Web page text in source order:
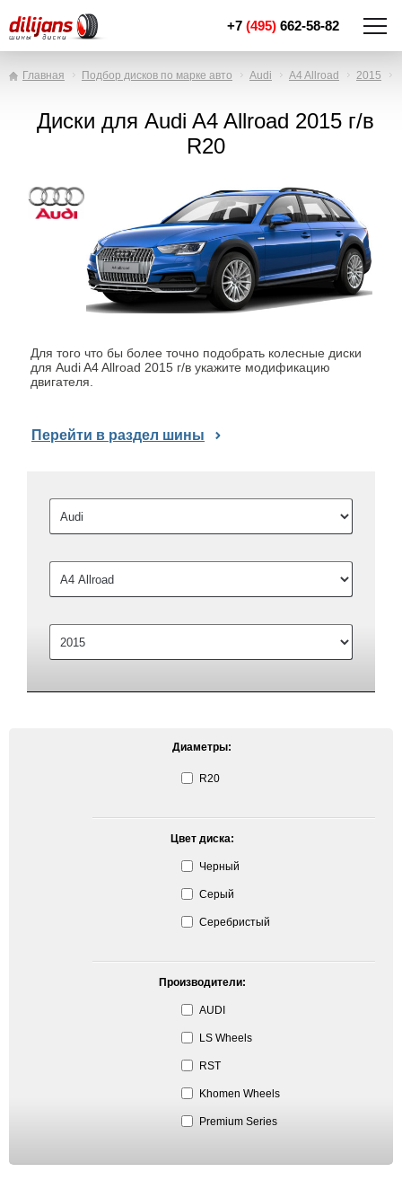
+7 (495) 662-58-82
Главная Подбор дисков по марке авто Audi A4 Allroad 2015
Диски для Audi A4 Allroad 2015 г/в
R20
Для того что бы более точно подобрать колесные диски
для Audi A4 Allroad 2015 г/в укажите модификацию
двигателя.
Перейти в раздел шины
Диаметры:
R20
Цвет диска:
Черный
Серый
Серебристый
Производители:
AUDI
LS Wheels
RST
Khomen Wheels
Premium Series